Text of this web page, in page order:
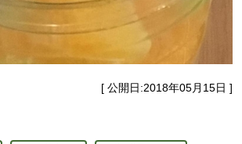
[ 公開日:2018年05月15日 ]